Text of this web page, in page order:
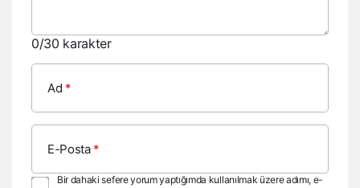
0/30 karakter
Ad *
E-Posta*
Bir dahaki sefere yorum yaptığımda kullanılmak üzere adımı, e-